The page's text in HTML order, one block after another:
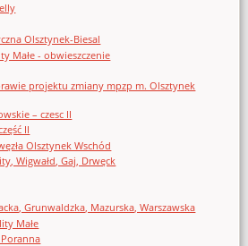
Olsztynek-Biesal
Małe - obwieszczenie
projektu zmiany mpzp m. Olsztynek
– czesc II
II
Olsztynek Wschód
Wigwałd, Gaj, Drwęck
Grunwaldzka, Mazurska, Warszawska
Małe